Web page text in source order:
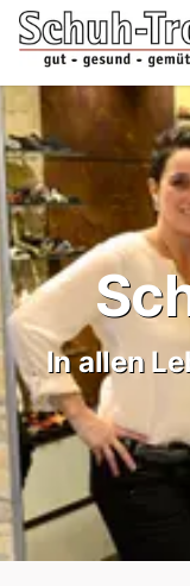
In allen